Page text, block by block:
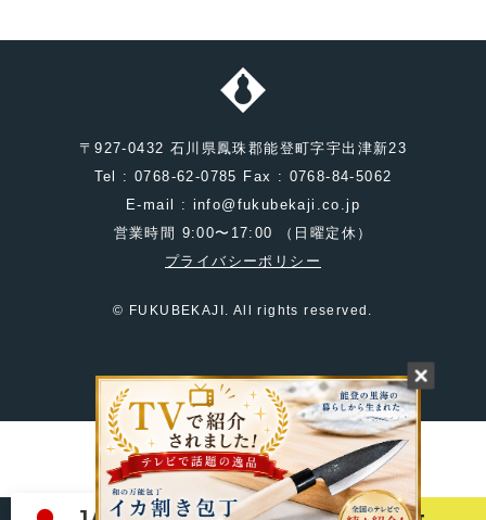
〒927-0432 石川県鳳珠郡能登町字宇出津新23
Tel : 0768-62-0785 Fax : 0768-84-5062
E-mail : info@fukubekaji.co.jp
営業時間 9:00〜17:00 （日曜定休）
プライバシーポリシー
© FUKUBEKAJI. All rights reserved.